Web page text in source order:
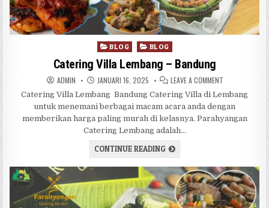
Posted in
BLOG BLOG
Catering Villa Lembang – Bandung
AUTHOR:
ADMIN PUBLISHED DATE:
JANUARI 16, 2025 LEAVE A COMMENTON CATERING
Catering Villa Lembang Bandung Catering Villa di Lembang
untuk menemani berbagai macam acara anda dengan
memberikan harga paling murah di kelasnya. Parahyangan
Catering Lembang adalah…
CONTINUE READINGCATERING VILLA LEMBANG